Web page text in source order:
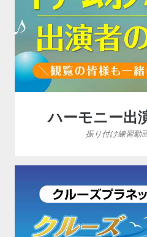
ハーモニー出
振り付け練習動